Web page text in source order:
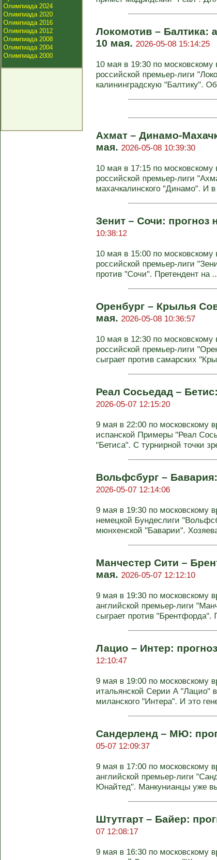
Олимпиада 2024
Олимпиада 2020
Олимпиада 2016
Олимпиада 2012
Олимпиада 2008
Олимпиада 2004
Олимпиада 2000
Локомотив – Балтика:
10 мая. 2026-05-08 15:14:25
10 мая в 19:30 по московскому
российской премьер-лиги
калининградскую "Балтику".
Ахмат – Динамо-
мая. 2026-05-08 10:39:30
10 мая в 17:15 по московскому
российской премьер-лиги
махачкалинского "Динамо". И
Зенит – Сочи: прогноз
10:38:12
10 мая в 15:00 по московскому
российской премьер-лиги
против "Сочи". Претендент на
Оренбург – Крылья
мая. 2026-05-08 10:36:57
10 мая в 12:30 по московскому
российской премьер-лиги
сыграет против самарских
Реал Сосьедад –
2026-05-07 12:15:20
9 мая в 22:00 по московскому
испанской Примеры "Реал
"Бетиса". С турнирной точки
Вольфсбург –
2026-05-07 12:14:06
9 мая в 19:30 по московскому
немецкой Бундеслиги
мюнхенской "Баварии".
Манчестер Сити –
мая. 2026-05-07 12:12:10
9 мая в 19:30 по московскому
английской премьер-лиги
сыграет против "Брентфорда".
Лацио – Интер:
12:10:47
9 мая в 19:00 по московскому
итальянской Серии А "Лацио"
миланского "Интера". И это
Сандерленд – МЮ:
05-07 12:09:37
9 мая в 17:00 по московскому
английской премьер-лиги
Юнайтед". Манкунианцы уже
Штутгарт – Байер:
07 12:08:17
9 мая в 16:30 по московскому